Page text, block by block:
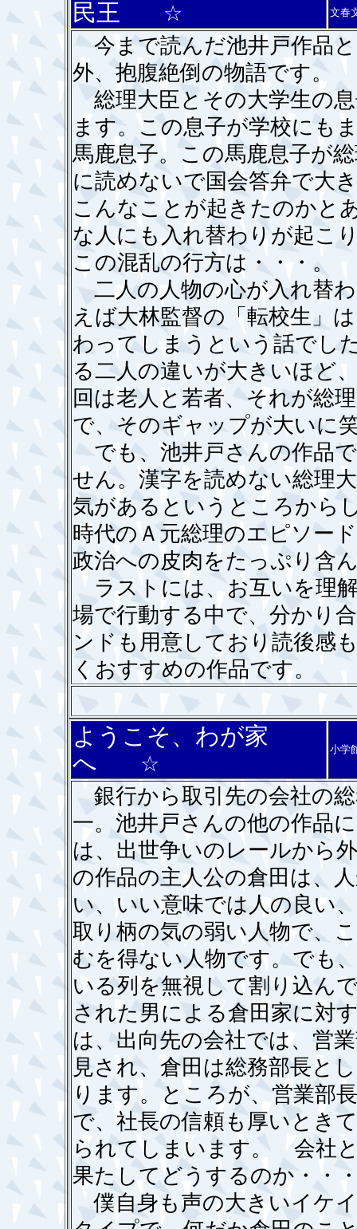
民王 ☆ 文春
今まで読んだ池井戸作品
外、抱腹絶倒の物語です。
総理大臣とその大学生の
ます。この息子が学校にも
馬鹿息子。この馬鹿息子が
に読めないで国会答弁で大
こんなことが起きたのかと
な人にも入れ替わりが起こ
この混乱の行方は・・・。
二人の人物の心が入れ替
えば大林監督の「転校生」
わってしまうという話でし
る二人の違いが大きいほど
回は老人と若者、それが総
で、そのギャップが大いに
でも、池井戸さんの作品
せん。漢字を読めない総理
気があるというところから
時代のＡ元総理のエピソー
政治への皮肉をたっぷり含
ラストには、お互いを理
場で行動する中で、分かり
ンドも用意しており読後感
くおすすめの作品です。
ようこそ、わが家
へ
☆
小学
銀行から取引先の会社の
一。池井戸さんの他の作品
は、出世争いのレールから
の作品の主人公の倉田は、
い、いい意味では人の良い
取り柄の気の弱い人物で、
むを得ない人物です。でも
いる列を無視して割り込ん
された男による倉田家に対
は、出向先の会社では、営
見され、倉田は総務部長と
ります。ところが、営業部
で、社長の信頼も厚いとき
られてしまいます。 会社
果たしてどうするのか・・
僕自身も声の大きいイケ